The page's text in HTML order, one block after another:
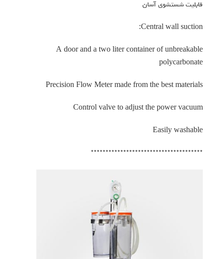
قابلیت شستشوی آسان
Central wall suction:
A door and a two liter container of unbreakable
polycarbonate
Precision Flow Meter made from the best materials
Control valve to adjust the power vacuum
Easily washable
**************************************